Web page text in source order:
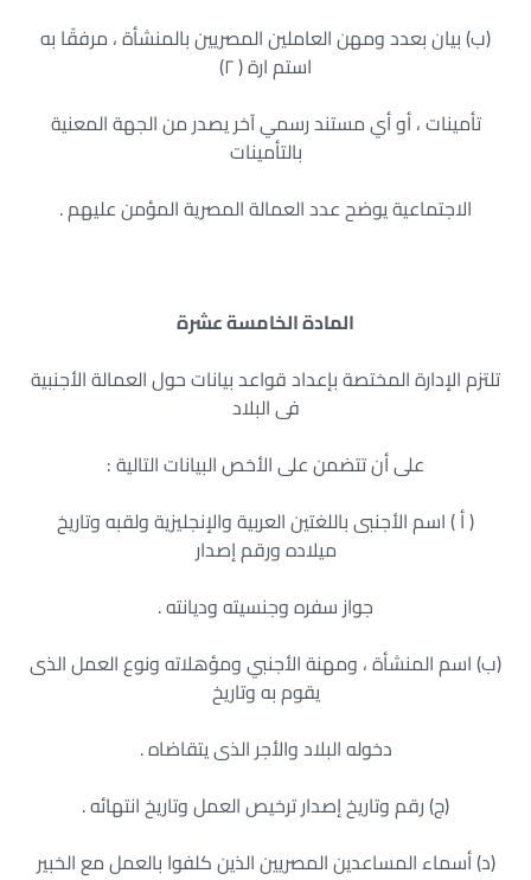
(ب) بيان بعدد ومهن العاملين المصريين بالمنشأة ، مرفقًا به
استم ارة ( ٢)
تأمينات ، أو أي مستند رسمي آخر يصدر من الجهة المعنية
بالتأمينات
الاجتماعية يوضح عدد العمالة المصرية المؤمن عليهم .
المادة الخامسة عشرة
تلتزم الإدارة المختصة بإعداد قواعد بيانات حول العمالة الأجنبية
فى البلاد
على أن تتضمن على الأخص البيانات التالية :
( أ ) اسم الأجنبى باللغتين العربية والإنجليزية ولقبه وتاريخ
ميلاده ورقم إصدار
جواز سفره وجنسيته وديانته .
(ب) اسم المنشأة ، ومهنة الأجنبي ومؤهلاته ونوع العمل الذى
يقوم به وتاريخ
دخوله البلاد والأجر الذى يتقاضاه .
(ج) رقم وتاريخ إصدار ترخيص العمل وتاريخ انتهائه .
(د) أسماء المساعدين المصريين الذين كلفوا بالعمل مع الخبير